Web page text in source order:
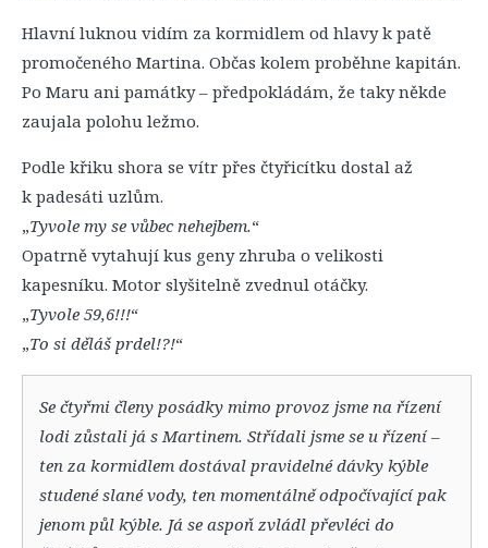
Hlavní luknou vidím za kormidlem od hlavy k patě
promočeného Martina. Občas kolem proběhne kapitán.
Po Maru ani památky – předpokládám, že taky někde
zaujala polohu ležmo.
Podle křiku shora se vítr přes čtyřicítku dostal až
k padesáti uzlům.
„Tyvole my se vůbec nehejbem.“
Opatrně vytahují kus geny zhruba o velikosti
kapesníku. Motor slyšitelně zvednul otáčky.
„Tyvole 59,6!!!“
„To si děláš prdel!?!“
Se čtyřmi členy posádky mimo provoz jsme na řízení
lodi zůstali já s Martinem. Střídali jsme se u řízení –
ten za kormidlem dostával pravidelné dávky kýble
studené slané vody, ten momentálně odpočívající pak
jenom půl kýble. Já se aspoň zvládl převléci do